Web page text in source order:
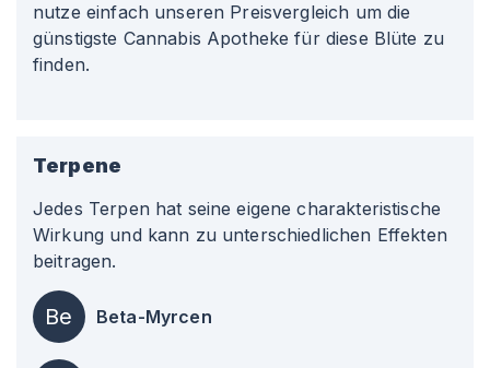
nutze einfach unseren Preisvergleich um die
günstigste Cannabis Apotheke für diese Blüte zu
finden.
Terpene
Jedes Terpen hat seine eigene charakteristische
Wirkung und kann zu unterschiedlichen Effekten
beitragen.
Be Beta-Myrcen